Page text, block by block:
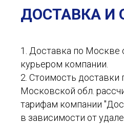
ДОСТАВКА И
1. Доставка по Москве
курьером компании.
2. Стоимость доставки
Московской обл.
тарифам компании
в зависимости от